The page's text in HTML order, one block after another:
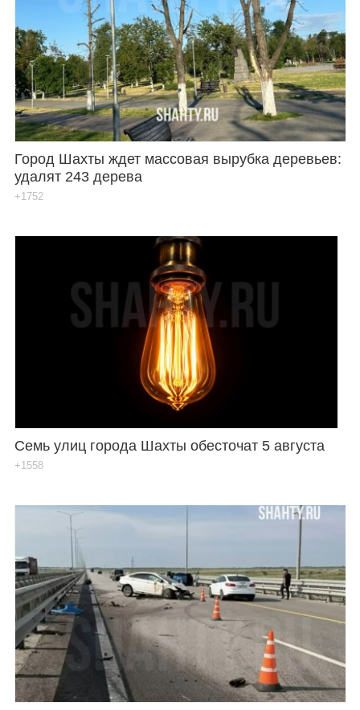
Город Шахты ждет массовая вырубка деревьев:
удалят 243 дерева
+1752
Семь улиц города Шахты обесточат 5 августа
+1558